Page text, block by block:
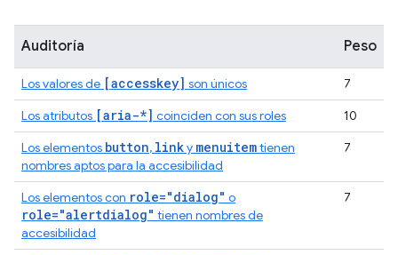
Auditoría Peso
Los valores de [accesskey] son únicos
7
Los atributos [aria-*] coinciden con sus roles
10
Los elementos button, linky menuitemtienen
nombres aptos para la accesibilidad
7
Los elementos con role="dialog" o
role="alertdialog" tienen nombres de
accesibilidad
7